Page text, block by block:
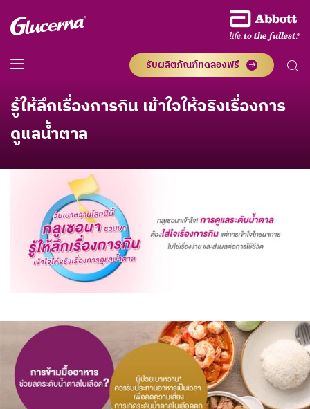
รับผลิตภัณฑ์ทดลองฟรี
รู้ให้ลึกเรื่องการกิน เข้าใจให้จริงเรื่องการ
ดูแลน้ำตาล